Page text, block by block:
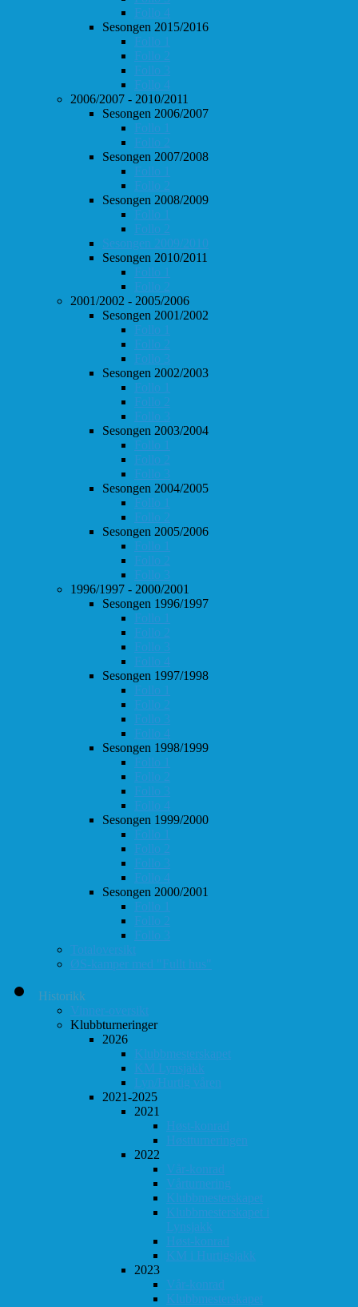
Follo 4
Sesongen 2015/2016
Follo 1
Follo 2
Follo 3
Follo 4
2006/2007 - 2010/2011
Sesongen 2006/2007
Follo 1
Follo 2
Sesongen 2007/2008
Follo 1
Follo 2
Sesongen 2008/2009
Follo 1
Follo 2
Sesongen 2009/2010
Sesongen 2010/2011
Follo 1
Follo 2
2001/2002 - 2005/2006
Sesongen 2001/2002
Follo 1
Follo 2
Follo 3
Sesongen 2002/2003
Follo 1
Follo 2
Follo 3
Sesongen 2003/2004
Follo 1
Follo 2
Follo 3
Sesongen 2004/2005
Follo 1
Follo 2
Sesongen 2005/2006
Follo 1
Follo 2
Follo 3
1996/1997 - 2000/2001
Sesongen 1996/1997
Follo 1
Follo 2
Follo 3
Follo 4
Sesongen 1997/1998
Follo 1
Follo 2
Follo 3
Follo 4
Sesongen 1998/1999
Follo 1
Follo 2
Follo 3
Follo 4
Sesongen 1999/2000
Follo 1
Follo 2
Follo 3
Follo 4
Sesongen 2000/2001
Follo 1
Follo 2
Follo 3
Totaloversikt
ØS-kamper med "Fullt hus"
Historikk
Vinner-oversikt
Klubbturneringer
2026
Klubbmesterskapet
KM Lynsjakk
Lyn/Hurtig våren
2021-2025
2021
Høst-konrad
Høstturneringen
2022
Vår-konrad
Vårturnering
Klubbmesterskapet
Klubbmesterskapet i
Lynsjakk
Høst-konrad
KM i Hurtigsjakk
2023
Vår-konrad
Klubbmesterskapet